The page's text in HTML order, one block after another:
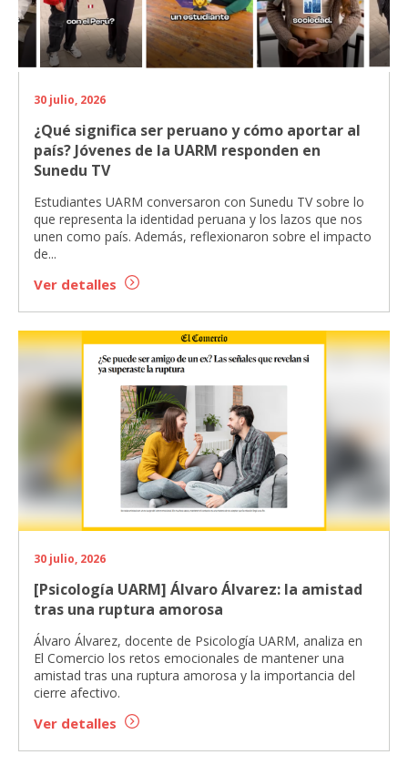
30 julio, 2026
¿Qué significa ser peruano y cómo aportar al
país? Jóvenes de la UARM responden en
Sunedu TV
Estudiantes UARM conversaron con Sunedu TV sobre lo
que representa la identidad peruana y los lazos que nos
unen como país. Además, reflexionaron sobre el impacto
de...
Ver detalles
30 julio, 2026
[Psicología UARM] Álvaro Álvarez: la amistad
tras una ruptura amorosa
Álvaro Álvarez, docente de Psicología UARM, analiza en
El Comercio los retos emocionales de mantener una
amistad tras una ruptura amorosa y la importancia del
cierre afectivo.
Ver detalles